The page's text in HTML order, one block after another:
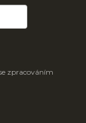
zpracováním